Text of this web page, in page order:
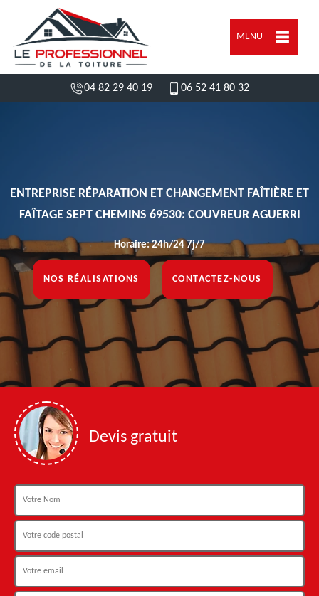
MENU
04 82 29 40 19 06 52 41 80 32
ENTREPRISE RÉPARATION ET CHANGEMENT FAÎTIÈRE ET
FAÎTAGE SEPT CHEMINS 69530: COUVREUR AGUERRI
Horaire: 24h/24 7j/7
NOS RÉALISATIONS CONTACTEZ-NOUS
Devis gratuit